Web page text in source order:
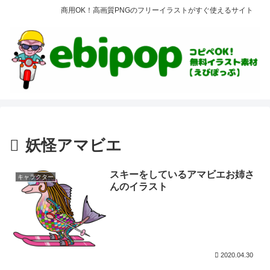
商用OK！高画質PNGのフリーイラストがすぐ使えるサイト
妖怪アマビエ
キャラクター
スキーをしているアマビエお姉さ
んのイラスト
2020.04.30